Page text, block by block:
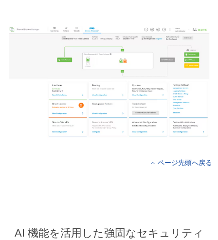
ページ先頭へ戻る
AI 機能を活用した強固なセキュリティ